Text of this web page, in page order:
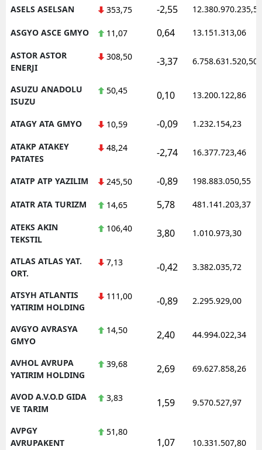
ASELS ASELSAN 353,75 -2,55 12.380.970.235,50
ASGYO ASCE GMYO 11,07 0,64 13.151.313,06
ASTOR ASTOR
ENERJI
308,50 -3,37 6.758.631.520,50
ASUZU ANADOLU
ISUZU
50,45 0,10 13.200.122,86
ATAGY ATA GMYO 10,59 -0,09 1.232.154,23
ATAKP ATAKEY
PATATES
48,24 -2,74 16.377.723,46
ATATP ATP YAZILIM 245,50 -0,89 198.883.050,55
ATATR ATA TURIZM 14,65 5,78 481.141.203,37
ATEKS AKIN
TEKSTIL
106,40 3,80 1.010.973,30
ATLAS ATLAS YAT.
ORT.
7,13 -0,42 3.382.035,72
ATSYH ATLANTIS
YATIRIM HOLDING
111,00 -0,89 2.295.929,00
AVGYO AVRASYA
GMYO
14,50 2,40 44.994.022,34
AVHOL AVRUPA
YATIRIM HOLDING
39,68 2,69 69.627.858,26
AVOD A.V.O.D GIDA
VE TARIM
3,83 1,59 9.570.527,97
AVPGY
AVRUPAKENT
51,80
1,07 10.331.507,80